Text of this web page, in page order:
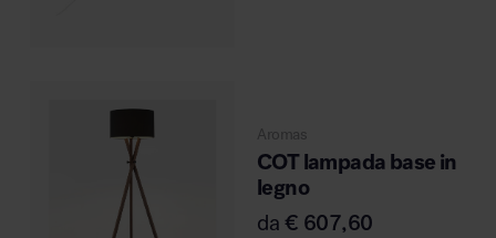
Aromas
COT lampada base in
legno
da€ 607,60